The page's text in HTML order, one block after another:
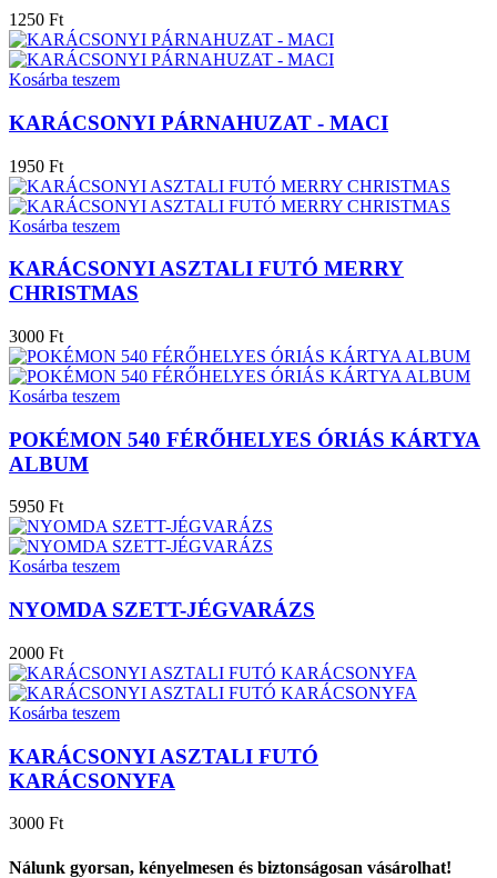
1250 Ft
Kosárba teszem
KARÁCSONYI PÁRNAHUZAT - MACI
1950 Ft
Kosárba teszem
KARÁCSONYI ASZTALI FUTÓ MERRY
CHRISTMAS
3000 Ft
Kosárba teszem
POKÉMON 540 FÉRŐHELYES ÓRIÁS KÁRTYA
ALBUM
5950 Ft
Kosárba teszem
NYOMDA SZETT-JÉGVARÁZS
2000 Ft
Kosárba teszem
KARÁCSONYI ASZTALI FUTÓ
KARÁCSONYFA
3000 Ft
Nálunk gyorsan, kényelmesen és biztonságosan vásárolhat!